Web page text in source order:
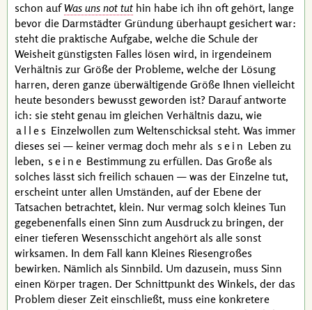
schon aufWas uns not tut hin habe ich ihn oft gehört, lange
bevor die Darmstädter Gründung überhaupt gesichert war:
steht die praktische Aufgabe, welche die Schule der
Weisheit günstigsten Falles lösen wird, in irgendeinem
Verhältnis zur Größe der Probleme, welche der Lösung
harren, deren ganze überwältigende Größe Ihnen vielleicht
heute besonders bewusst geworden ist? Darauf antworte
ich: sie steht genau im gleichen Verhältnis dazu, wie
alles Einzelwollen zum Weltenschicksal steht. Was immer
dieses sei — keiner vermag doch mehr als sein Leben zu
leben, seine Bestimmung zu erfüllen. Das Große als
solches lässt sich freilich schauen — was der Einzelne tut,
erscheint unter allen Umständen, auf der Ebene der
Tatsachen betrachtet, klein. Nur vermag solch kleines Tun
gegebenenfalls einen Sinn zum Ausdruck zu bringen, der
einer tieferen Wesensschicht angehört als alle sonst
wirksamen. In dem Fall kann Kleines Riesengroßes
bewirken. Nämlich als Sinnbild. Um dazusein, muss Sinn
einen Körper tragen. Der Schnittpunkt des Winkels, der das
Problem dieser Zeit einschließt, muss eine konkretere